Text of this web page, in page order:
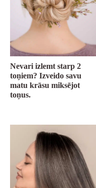
Nevari izlemt starp 2
toņiem? Izveido savu
matu krāsu miksējot
toņus.